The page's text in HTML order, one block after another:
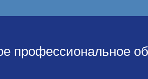
профессиональное